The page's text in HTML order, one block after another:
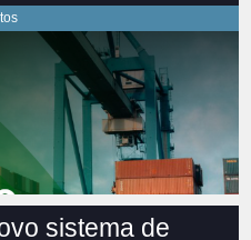
sistema de